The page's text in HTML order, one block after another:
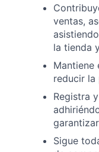
ventas,
la tienda
Mantiene
reducir la
Registra
Sigue